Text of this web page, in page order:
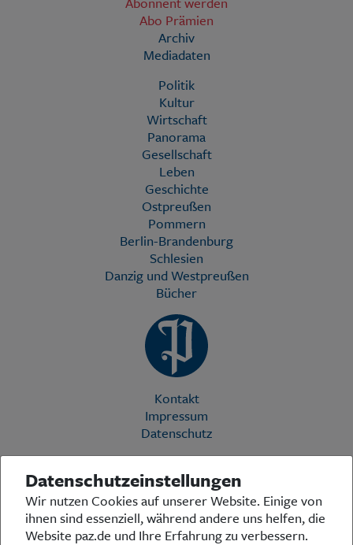
Abo Prämien
Archiv
Mediadaten
Politik
Kultur
Wirtschaft
Panorama
Gesellschaft
Leben
Geschichte
Ostpreußen
Pommern
Berlin-Brandenburg
Schlesien
Danzig und Westpreußen
Bücher
Kontakt
Impressum
Datenschutz
Die Preußische Allgemeine Zeitung (PAZ) ist eine einzigartige Stimme
in der deutschen Medienlandschaft. Woche für Woche berichtet sie
über das aktuelle Zeitgeschehen in Politik, Kultur und Wirtschaft und
bezieht zu den grundlegenden Entwicklungen unserer Gesellschaft
Datenschutzeinstellungen
Wir nutzen Cookies auf unserer Website. Einige von
ihnen sind essenziell, während andere uns helfen, die
Website paz.de und Ihre Erfahrung zu verbessern.